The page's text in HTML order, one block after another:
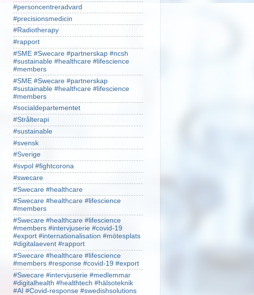
#personcentreradvard
#precisionsmedicin
#Radiotherapy
#rapport
#SME #Swecare #partnerskap #ncsh
#sustainable #healthcare #lifescience
#members
#SME #Swecare #partnerskap
#sustainable #healthcare #lifescience
#members
#socialdepartementet
#Strålterapi
#sustainable
#svensk
#Sverige
#svpol #fightcorona
#swecare
#Swecare #healthcare
#Swecare #healthcare #lifescience
#members
#Swecare #healthcare #lifescience
#members #intervjuserie #covid-19
#export #internationalisation #mötesplats
#digitalaevent #rapport
#Swecare #healthcare #lifescience
#members #response #covid-19 #export
#Swecare #intervjuserie #medlemmar
#digitalhealth #healthtech #hälsoteknik
#AI #Covid-response #swedishsolutions